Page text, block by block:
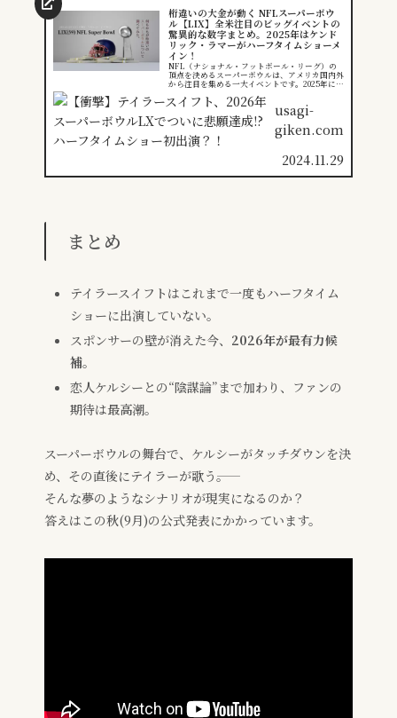
桁違いの大金が動く NFLスーパーボウ
ル【LIX】全米注目のビッグイベントの
驚異的な数字まとめ。2025年はケンド
リック・ラマーがハーフタイムショーメ
イン！
NFL（ナショナル・フットボール・リーグ）の
頂点を決めるスーパーボウルは、アメリカ国内外
から注目を集める一大イベントです。2025年に開
なく、ハーフタイム...
usagi-
giken.com
2024.11.29
まとめ
テイラースイフトはこれまで一度もハーフタイム
ショーに出演していない。
スポンサーの壁が消えた今、 2026年が最有力候
補。
恋人ケルシーとの“陰謀論”まで加わり、ファンの
期待は最高潮。
スーパーボウルの舞台で、ケルシーがタッチダウンを決
め、その直後にテイラーが歌う――。
そんな夢のようなシナリオが現実になるのか？
答えはこの秋(9月)の公式発表にかかっています。